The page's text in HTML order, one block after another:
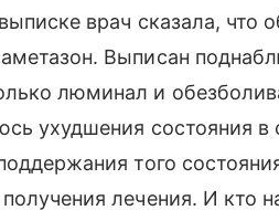
врач сказала, что
Выписан
люминал и
ухудшения состояния в
того
лечения. И кто